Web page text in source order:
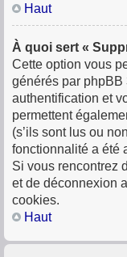
Haut
À quoi sert «
Cette option vous
générés par phpBB
authentification et
permettent
(s’ils sont lus ou
fonctionnalité a été
Si vous rencontrez
et de déconnexion
cookies.
Haut